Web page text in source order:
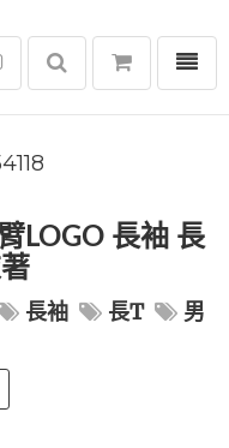
選單
LOGO 長袖 長
長袖 長T
男